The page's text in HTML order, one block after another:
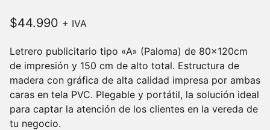
$44.990 + IVA
Letrero publicitario tipo «A» (Paloma) de 80x120cm
de impresión y 150 cm de alto total. Estructura de
madera con gráfica de alta calidad impresa por ambas
caras en tela PVC. Plegable y portátil, la solución ideal
para captar la atención de los clientes en la vereda de
tu negocio.